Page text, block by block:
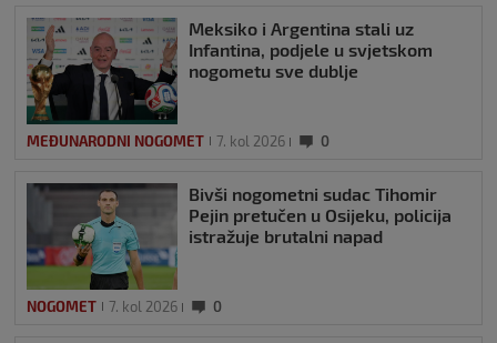
Meksiko i Argentina stali uz
Infantina, podjele u svjetskom
nogometu sve dublje
MEĐUNARODNI NOGOMET 7. kol 2026 0
Bivši nogometni sudac Tihomir
Pejin pretučen u Osijeku, policija
istražuje brutalni napad
NOGOMET 7. kol 2026 0